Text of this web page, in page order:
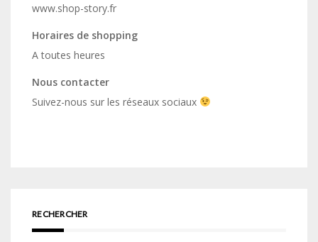
www.shop-story.fr
Horaires de shopping
A toutes heures
Nous contacter
Suivez-nous sur les réseaux sociaux
RECHERCHER